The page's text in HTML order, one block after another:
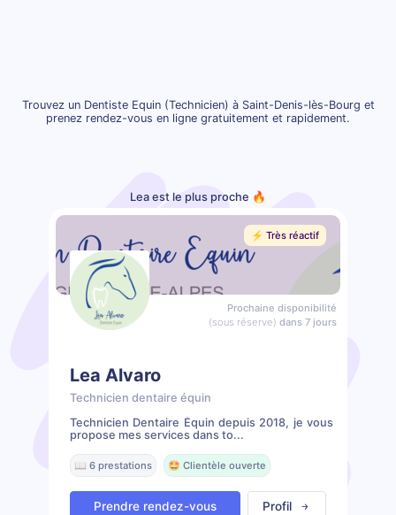
Trouvez un Dentiste Equin (Technicien) à Saint-Denis-lès-Bourg et
prenez rendez-vous en ligne gratuitement et rapidement.
Lea est le plus proche 🔥
⚡️ Très réactif
Prochaine disponibilité
(sous réserve) dans 7 jours
Lea Alvaro
Technicien dentaire équin
Technicien Dentaire Équin depuis 2018, je vous
propose mes services dans to...
📖 6 prestations 🤩 Clientèle ouverte
Prendre rendez-vous Profil